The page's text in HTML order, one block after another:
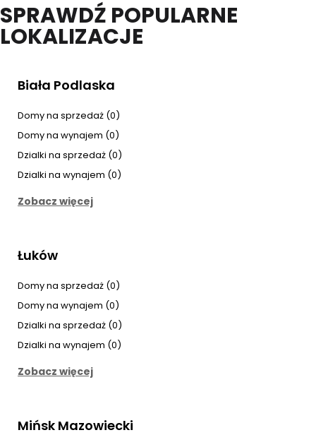
SPRAWDŹ POPULARNE
LOKALIZACJE
Biała Podlaska
Domy na sprzedaż (0)
Domy na wynajem (0)
Dzialki na sprzedaż (0)
Dzialki na wynajem (0)
Zobacz więcej
Łuków
Domy na sprzedaż (0)
Domy na wynajem (0)
Dzialki na sprzedaż (0)
Dzialki na wynajem (0)
Zobacz więcej
Mińsk Mazowiecki